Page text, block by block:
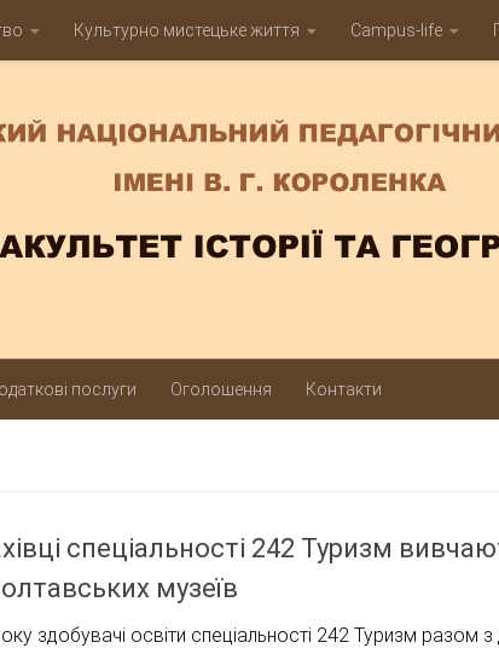
Культурно мистецьке життя Campus-life
послуги Оголошення Контакти
спеціальності 242 Туризм
музеїв
здобувачі освіти спеціальності 242 Туризм разом